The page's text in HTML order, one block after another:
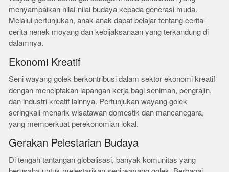
menyampaikan nilai-nilai budaya kepada generasi muda.
Melalui pertunjukan, anak-anak dapat belajar tentang cerita-
cerita nenek moyang dan kebijaksanaan yang terkandung di
dalamnya.
Ekonomi Kreatif
Seni wayang golek berkontribusi dalam sektor ekonomi kreatif
dengan menciptakan lapangan kerja bagi seniman, pengrajin,
dan industri kreatif lainnya. Pertunjukan wayang golek
seringkali menarik wisatawan domestik dan mancanegara,
yang memperkuat perekonomian lokal.
Gerakan Pelestarian Budaya
Di tengah tantangan globalisasi, banyak komunitas yang